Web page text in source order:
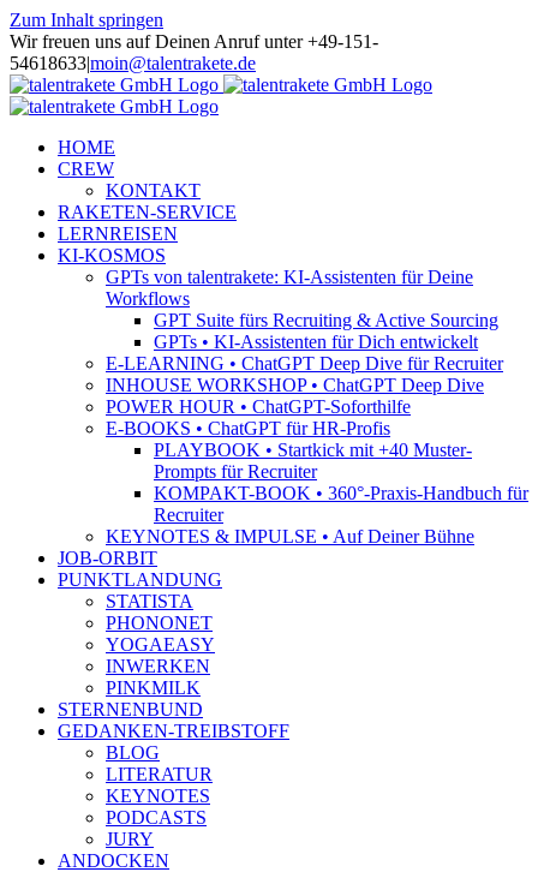
Zum Inhalt springen
Wir freuen uns auf Deinen Anruf unter +49-151-
54618633|moin@talentrakete.de
HOME
CREW
KONTAKT
RAKETEN-SERVICE
LERNREISEN
KI-KOSMOS
GPTs von talentrakete: KI-Assistenten für Deine
Workflows
GPT Suite fürs Recruiting & Active Sourcing
GPTs • KI-Assistenten für Dich entwickelt
E-LEARNING • ChatGPT Deep Dive für Recruiter
INHOUSE WORKSHOP • ChatGPT Deep Dive
POWER HOUR • ChatGPT-Soforthilfe
E-BOOKS • ChatGPT für HR-Profis
PLAYBOOK • Startkick mit +40 Muster-
Prompts für Recruiter
KOMPAKT-BOOK • 360°-Praxis-Handbuch für
Recruiter
KEYNOTES & IMPULSE • Auf Deiner Bühne
JOB-ORBIT
PUNKTLANDUNG
STATISTA
PHONONET
YOGAEASY
INWERKEN
PINKMILK
STERNENBUND
GEDANKEN-TREIBSTOFF
BLOG
LITERATUR
KEYNOTES
PODCASTS
JURY
ANDOCKEN